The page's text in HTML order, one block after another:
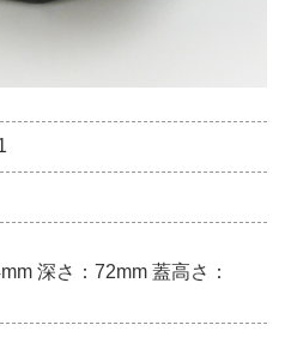
深さ：72mm 蓋高さ：